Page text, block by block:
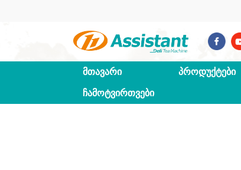
ᲛᲗᲐᲕᲐᲠᲘ ᲞᲠᲝᲓᲣᲥᲢᲔᲑᲘ
ᲩᲐᲛᲝᲢᲕᲘᲠᲗᲕᲔᲑᲘ